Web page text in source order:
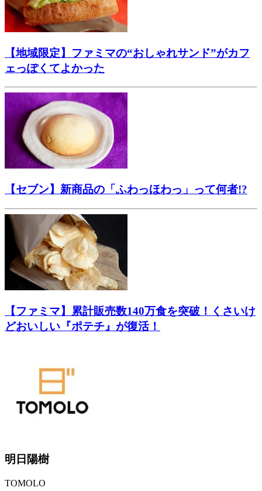
【地域限定】ファミマの“おしゃれサンド”がカフ
ェっぽくてよかった
【セブン】新商品の「ふわっほわっ」って何者!?
【ファミマ】累計販売数140万食を突破！くさいけ
どおいしい『ポテチ』が復活！
明日陽樹
TOMOLO